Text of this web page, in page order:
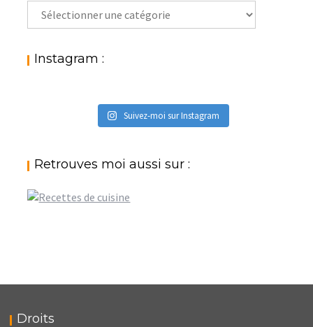
Rechercher
par
: Instagram :
Suivez-moi sur Instagram
Retrouves moi aussi sur :
Droits